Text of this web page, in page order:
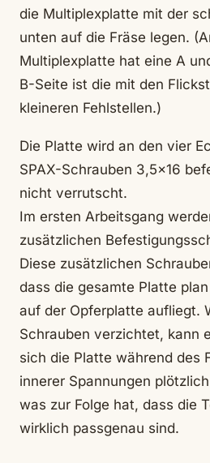
die Multiplexplatte mit der
unten auf die Fräse legen.
Multiplexplatte hat eine A
B-Seite ist die mit den
kleineren Fehlstellen.)
Die Platte wird an den vier
SPAX-Schrauben 3,5×16
nicht verrutscht.
Im ersten Arbeitsgang
zusätzlichen
Diese zusätzlichen
dass die gesamte Platte
auf der Opferplatte aufliegt.
Schrauben verzichtet, kann
sich die Platte während des
innerer Spannungen
was zur Folge hat, dass die
wirklich passgenau sind.